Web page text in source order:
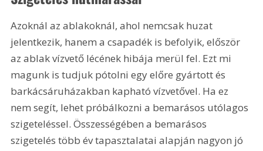
Azoknál az ablakoknál, ahol nemcsak huzat
jelentkezik, hanem a csapadék is befolyik, először
az ablak vízvető lécének hibája merül fel. Ezt mi
magunk is tudjuk pótolni egy előre gyártott és
barkácsáruházakban kapható vízvetővel. Ha ez
nem segít, lehet próbálkozni a bemarásos utólagos
szigeteléssel. Összességében a bemarásos
szigetelés több év tapasztalatai alapján nagyon jó